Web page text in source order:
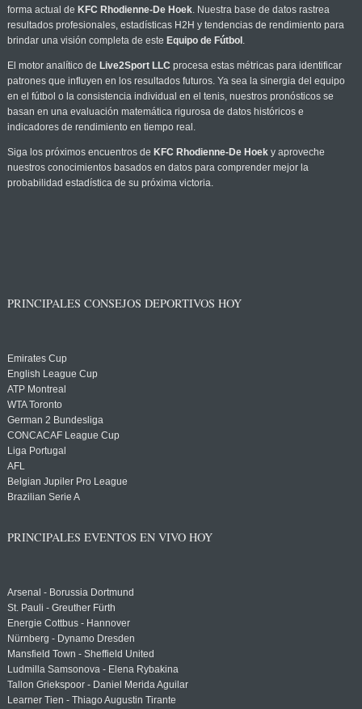
forma actual de KFC Rhodienne-De Hoek. Nuestra base de datos rastrea
resultados profesionales, estadísticas H2H y tendencias de rendimiento para
brindar una visión completa de este Equipo de Fútbol .
El motor analítico de Live2Sport LLC procesa estas métricas para identificar
patrones que influyen en los resultados futuros. Ya sea la sinergia del equipo
en el fútbol o la consistencia individual en el tenis, nuestros pronósticos se
basan en una evaluación matemática rigurosa de datos históricos e
indicadores de rendimiento en tiempo real.
Siga los próximos encuentros de KFC Rhodienne-De Hoeky aproveche
nuestros conocimientos basados en datos para comprender mejor la
probabilidad estadística de su próxima victoria.
PRINCIPALES CONSEJOS DEPORTIVOS HOY
Emirates Cup
English League Cup
ATP Montreal
WTA Toronto
German 2 Bundesliga
CONCACAF League Cup
Liga Portugal
AFL
Belgian Jupiler Pro League
Brazilian Serie A
PRINCIPALES EVENTOS EN VIVO HOY
Arsenal - Borussia Dortmund
St. Pauli - Greuther Fürth
Energie Cottbus - Hannover
Nürnberg - Dynamo Dresden
Mansfield Town - Sheffield United
Ludmilla Samsonova - Elena Rybakina
Tallon Griekspoor - Daniel Merida Aguilar
Learner Tien - Thiago Augustin Tirante